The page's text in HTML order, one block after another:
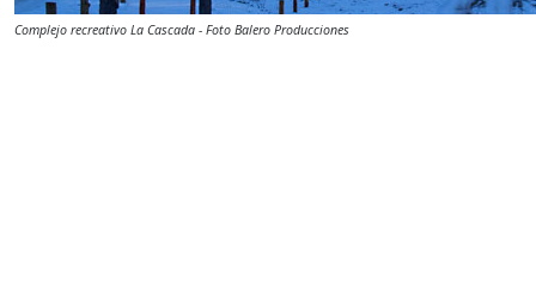
Complejo recreativo La Cascada - Foto Balero Producciones